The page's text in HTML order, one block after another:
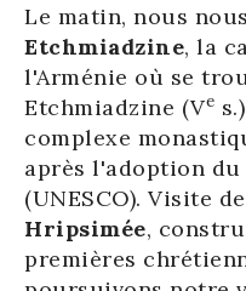
Le matin, nous
Etchmiadzine, la
l'Arménie où se
Etchmiadzine (Ve
complexe
après l'adoption
(UNESCO). Visite
Hripsimée,
premières